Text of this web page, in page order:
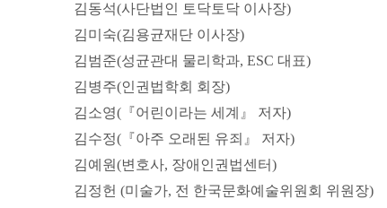
김동석(사단법인 토닥토닥 이사장)
김미숙(김용균재단 이사장)
김범준(성균관대 물리학과, ESC 대표)
김병주(인권법학회 회장)
김소영(『어린이라는 세계』 저자)
김수정(『아주 오래된 유죄』 저자)
김예원(변호사, 장애인권법센터)
김정헌 (미술가, 전 한국문화예술위원회 위원장)